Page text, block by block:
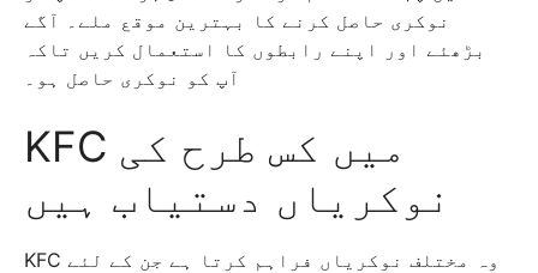
نوکری حاصل کرنے کا بہترین موقع ملے۔ آگے
بڑھئے اور اپنے رابطوں کا استعمال کریں تاکہ
آپ کو نوکری حاصل ہو۔
KFC میں کس طرح کی
نوکریاں دستیاب ہیں
KFC وہ مختلف نوکریاں فراہم کرتا ہے جن کے لئے